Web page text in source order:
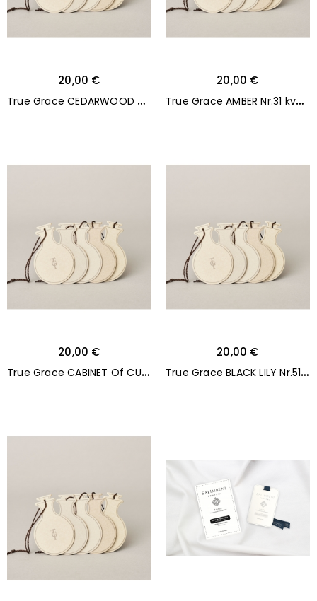
20,00 €
T
rue Grace CEDARWOOD Nr.96 kvapnios kortelės 5 vnt.
20,00 €
T
rue Grace AMBER Nr.31 kvapnios kortelės 5 vnt.
20,00 €
T
rue Grace CABINET Of CURIOSITIES Nr.71 kvapnios kortelės
20,00 €
T
rue Grace BLACK LILY Nr.51 kvapnios kortelės 5 vnt.